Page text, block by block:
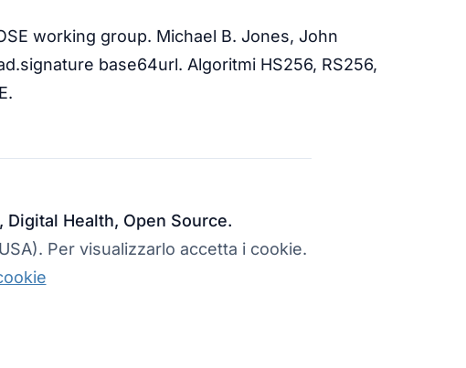
working group. Michael B. Jones, John
base64url. Algoritmi HS256, RS256,
Health, Open Source.
Per visualizzarlo accetta i cookie.